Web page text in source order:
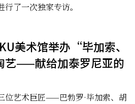
了一次独家专访。
美术馆举办“毕加索、
艺——献给加泰罗尼亚的
位艺术巨匠——巴勃罗·毕加索、胡